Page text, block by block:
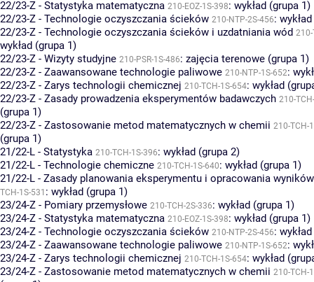
22/23-Z - Statystyka matematyczna 210-EOZ-1S-398: wykład (grupa 1)
22/23-Z - Technologie oczyszczania ścieków 210-NTP-2S-456:
22/23-Z - Technologie oczyszczania ścieków i uzdatniania wód 210-
wykład (grupa 1)
22/23-Z - Wizyty studyjne 210-PSR-1S-486: zajęcia terenowe (grupa 1)
22/23-Z - Zaawansowane technologie paliwowe 210-NTP-1S-652:
22/23-Z - Zarys technologii chemicznej 210-TCH-1S-654: wykład
22/23-Z - Zasady prowadzenia eksperymentów badawczych 210-
(grupa 1)
22/23-Z - Zastosowanie metod matematycznych w chemii 210-TCH-
(grupa 1)
21/22-L - Statystyka 210-TCH-1S-396: wykład (grupa 2)
21/22-L - Technologie chemiczne 210-TCH-1S-640: wykład (grupa 1)
21/22-L - Zasady planowania eksperymentu i opracowania
TCH-1S-531 : wykład (grupa 1)
23/24-Z - Pomiary przemysłowe 210-TCH-2S-336: wykład (grupa 1)
23/24-Z - Statystyka matematyczna 210-EOZ-1S-398: wykład (grupa 1)
23/24-Z - Technologie oczyszczania ścieków 210-NTP-2S-456:
23/24-Z - Zaawansowane technologie paliwowe 210-NTP-1S-652:
23/24-Z - Zarys technologii chemicznej 210-TCH-1S-654: wykład
23/24-Z - Zastosowanie metod matematycznych w chemii 210-TCH-